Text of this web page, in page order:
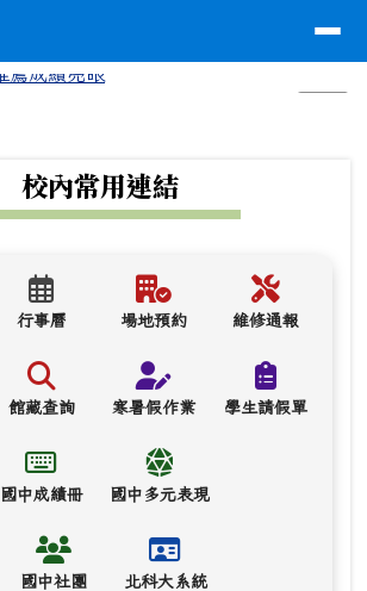
校內常用連結
行事曆 場地預約 維修通報
館藏查詢 寒暑假作業 學生請假單
國中成績冊 國中多元表現
國中社團 北科大系統